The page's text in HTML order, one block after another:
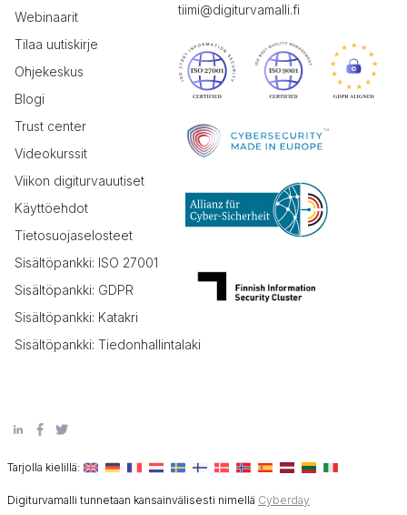
Webinaarit
Tilaa uutiskirje
Ohjekeskus
Blogi
Trust center
Videokurssit
Viikon digiturvauutiset
Käyttöehdot
Tietosuojaselosteet
Sisältöpankki: ISO 27001
Sisältöpankki: GDPR
Sisältöpankki: Katakri
Sisältöpankki: Tiedonhallintalaki
tiimi@digiturvamalli.fi
Tarjolla kielillä:
Digiturvamalli tunnetaan kansainvälisesti nimellä Cyberday